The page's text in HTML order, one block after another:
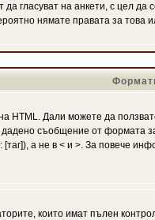
гласуват на анкети, с цел
нямате правата за това
HTML. Дали можете да
съобщение от формата
[таг]), а не в < и >. За повече
които имат пълен